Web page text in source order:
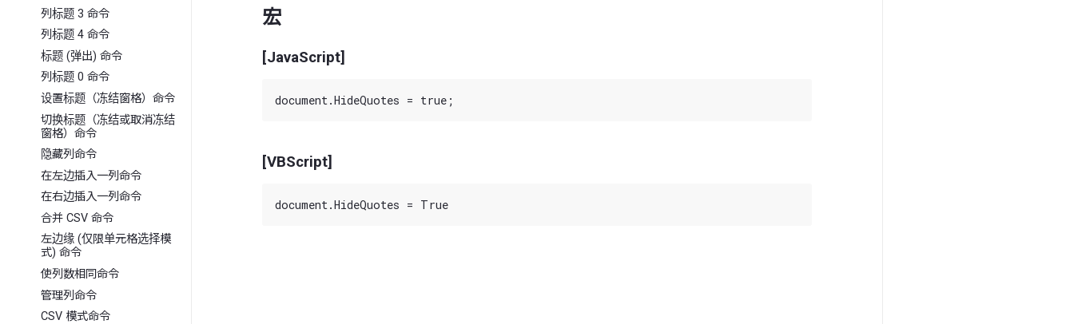
列标题 3 命令
列标题 4 命令
标题 (弹出) 命令
列标题 0 命令
设置标题（冻结窗格）命令
切换标题（冻结或取消冻结
窗格）命令
隐藏列命令
在左边插入一列命令
在右边插入一列命令
合并 CSV 命令
左边缘 (仅限单元格选择模
式) 命令
使列数相同命令
管理列命令
CSV 模式命令
宏
[JavaScript]
[VBScript]